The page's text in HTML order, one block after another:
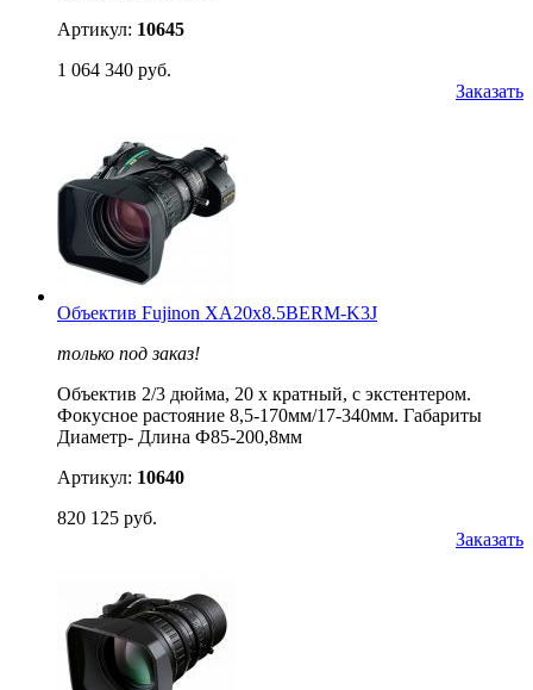
Артикул: 10645
1 064 340 руб.
Заказать
Объектив Fujinon XA20x8.5BERM-K3J
только под заказ!
Объектив 2/3 дюйма, 20 х кратный, с экстентером.
Фокусное растояние 8,5-170мм/17-340мм. Габариты
Диаметр- Длина Ф85-200,8мм
Артикул: 10640
820 125 руб.
Заказать